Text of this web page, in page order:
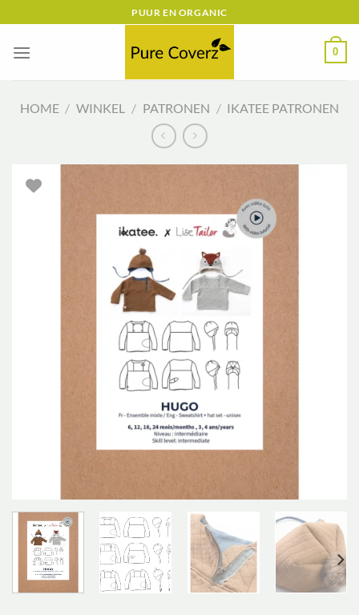
naar
inhoud
PUUR EN ORGANIC
0
HOME / WINKEL / PATRONEN / IKATEE PATRONEN